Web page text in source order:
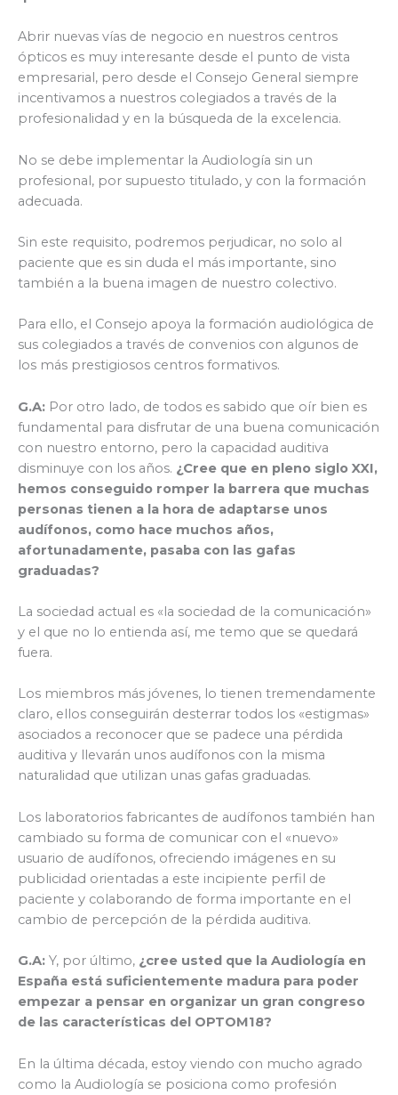
Abrir nuevas vías de negocio en nuestros centros
ópticos es muy interesante desde el punto de vista
empresarial, pero desde el Consejo General siempre
incentivamos a nuestros colegiados a través de la
profesionalidad y en la búsqueda de la excelencia.
No se debe implementar la Audiología sin un
profesional, por supuesto titulado, y con la formación
adecuada.
Sin este requisito, podremos perjudicar, no solo al
paciente que es sin duda el más importante, sino
también a la buena imagen de nuestro colectivo.
Para ello, el Consejo apoya la formación audiológica de
sus colegiados a través de convenios con algunos de
los más prestigiosos centros formativos.
G.A: Por otro lado, de todos es sabido que oír bien es
fundamental para disfrutar de una buena comunicación
con nuestro entorno, pero la capacidad auditiva
disminuye con los años. ¿Cree que en pleno siglo XXI,
hemos conseguido romper la barrera que muchas
personas tienen a la hora de adaptarse unos
audífonos, como hace muchos años,
afortunadamente, pasaba con las gafas
graduadas?
La sociedad actual es «la sociedad de la comunicación»
y el que no lo entienda así, me temo que se quedará
fuera.
Los miembros más jóvenes, lo tienen tremendamente
claro, ellos conseguirán desterrar todos los «estigmas»
asociados a reconocer que se padece una pérdida
auditiva y llevarán unos audífonos con la misma
naturalidad que utilizan unas gafas graduadas.
Los laboratorios fabricantes de audífonos también han
cambiado su forma de comunicar con el «nuevo»
usuario de audífonos, ofreciendo imágenes en su
publicidad orientadas a este incipiente perfil de
paciente y colaborando de forma importante en el
cambio de percepción de la pérdida auditiva.
G.A: Y, por último, ¿cree usted que la Audiología en
España está suficientemente madura para poder
empezar a pensar en organizar un gran congreso
de las características del OPTOM18?
En la última década, estoy viendo con mucho agrado
como la Audiología se posiciona como profesión